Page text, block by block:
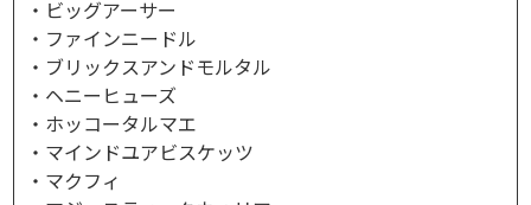
・ビッグアーサー
・ファインニードル
・ブリックスアンドモルタル
・ヘニーヒューズ
・ホッコータルマエ
・マインドユアビスケッツ
・マクフィ